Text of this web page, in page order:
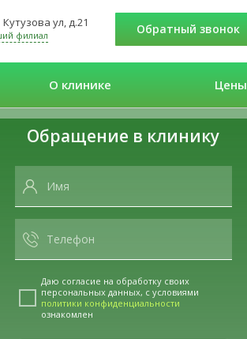
ул, д.21
филиал Обратный звонок
О клинике Цены
Обращение в клинику
Даю согласие на обработку своих
персональных данных, с условиями
политики конфиденциальности
ознакомлен